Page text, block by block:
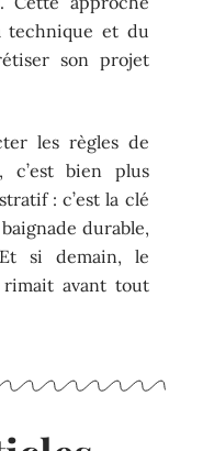
technique et du
son projet
les règles de
c’est bien plus
: c’est la clé
durable,
Et si demain, le
rimait avant tout